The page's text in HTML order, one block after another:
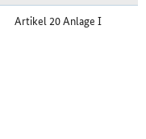
Artikel 20 Anlage I